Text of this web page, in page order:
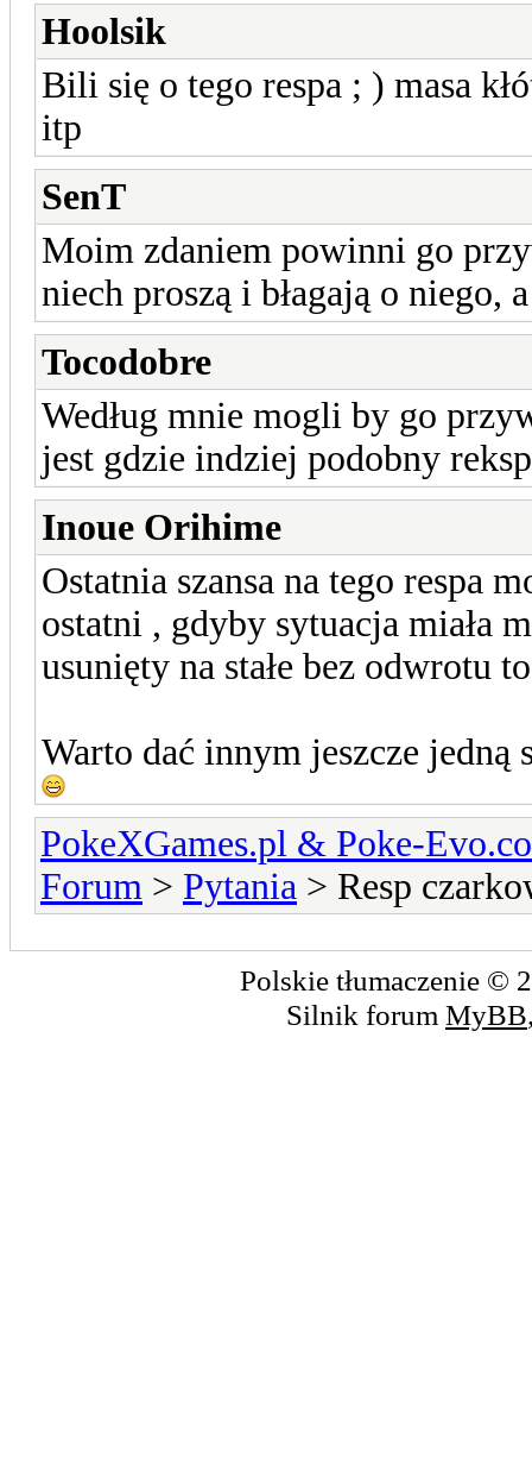
Hoolsik
Bili się o tego respa ; ) masa
itp
SenT
Moim zdaniem powinni go
niech proszą i błagają o niego,
Tocodobre
Według mnie mogli by go
jest gdzie indziej podobny
Inoue Orihime
Ostatnia szansa na tego respa
ostatni , gdyby sytuacja miała
usunięty na stałe bez odwrotu
Warto dać innym jeszcze
PokeXGames.pl & Poke-
Forum > Pytania > Resp
Polskie tłumaczenie ©
Silnik forum MyBB